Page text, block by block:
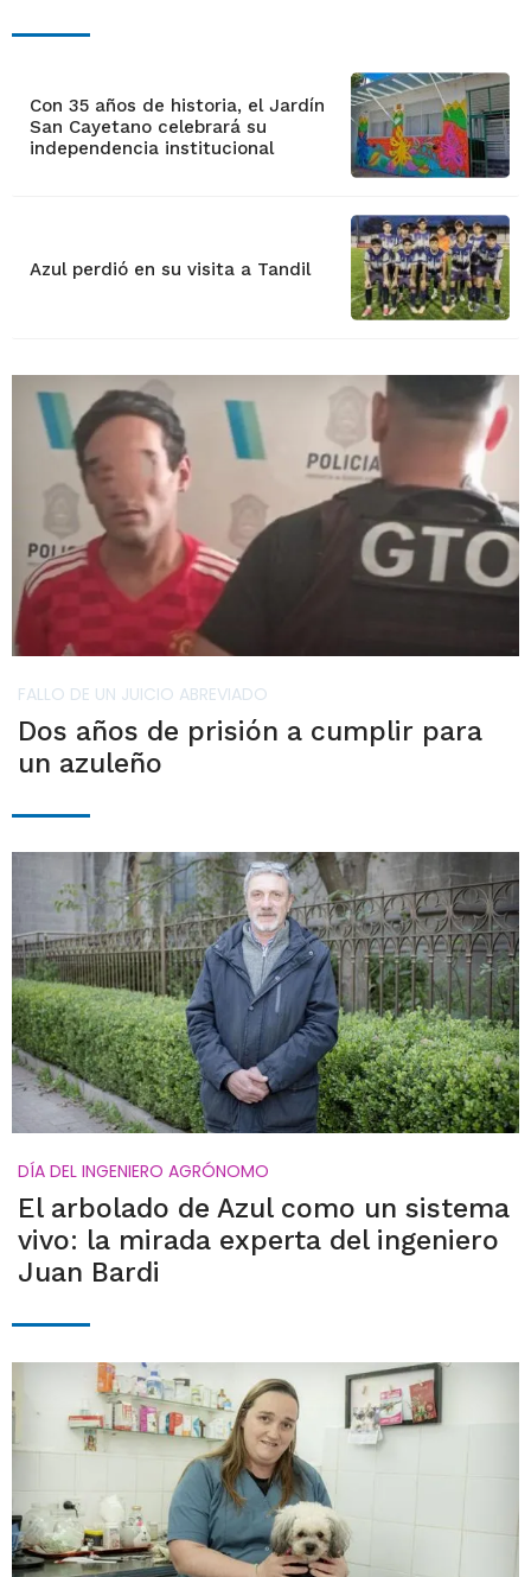
Con 35 años de historia, el Jardín
San Cayetano celebrará su
independencia institucional
Azul perdió en su visita a Tandil
FALLO DE UN JUICIO ABREVIADO
Dos años de prisión a cumplir para
un azuleño
DÍA DEL INGENIERO AGRÓNOMO
El arbolado de Azul como un sistema
vivo: la mirada experta del ingeniero
Juan Bardi